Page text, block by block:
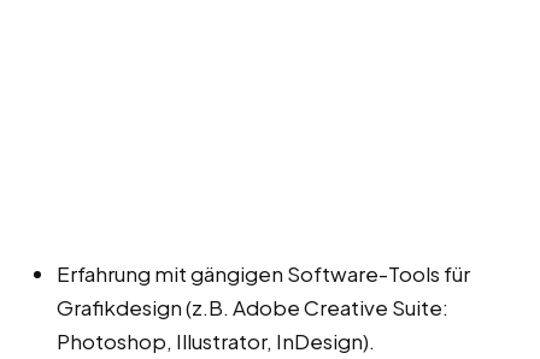
Erfahrung mit gängigen Software-Tools für
Grafikdesign (z.B. Adobe Creative Suite:
Photoshop, Illustrator, InDesign).